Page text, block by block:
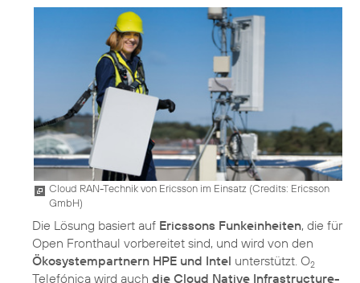
Cloud RAN-Technik von Ericsson im Einsatz (Credits: Ericsson
GmbH)
Die Lösung basiert auf Ericssons Funkeinheiten, die für
Open Fronthaul vorbereitet sind, und wird von den
Ökosystempartnern HPE und Intel unterstützt. O2
Telefónica wird auch die Cloud Native Infrastructure-